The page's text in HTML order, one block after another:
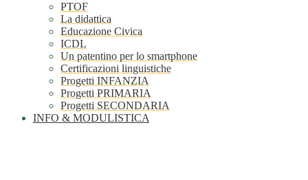
PTOF
La didattica
Educazione Civica
ICDL
Un patentino per lo smartphone
Certificazioni linguistiche
Progetti INFANZIA
Progetti PRIMARIA
Progetti SECONDARIA
INFO & MODULISTICA